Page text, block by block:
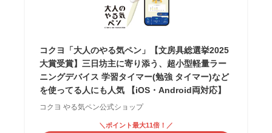
コクヨ「大人のやる気ペン」【文房具総選挙2025
大賞受賞】三日坊主に寄り添う、超小型軽量ラー
ニングデバイス 学習タイマー(勉強 タイマー)など
を使ってる人にも人気 【iOS・Android両対応】
コクヨ やる気ペン公式ショップ
＼ポイント最大11倍！／